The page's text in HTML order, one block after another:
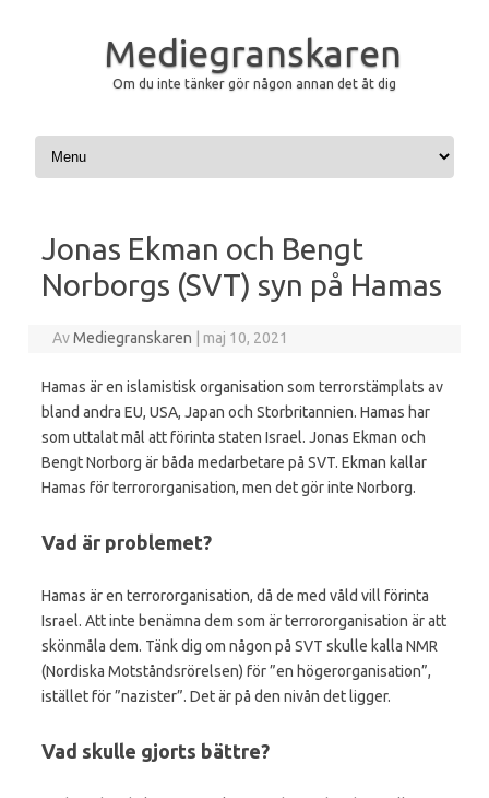
Mediegranskaren
Om du inte tänker gör någon annan det åt dig
Hoppa till innehåll
Jonas Ekman och Bengt
Norborgs (SVT) syn på Hamas
AvMediegranskaren maj 10, 2021
Hamas är en islamistisk organisation som terrorstämplats av
bland andra EU, USA, Japan och Storbritannien. Hamas har
som uttalat mål att förinta staten Israel. Jonas Ekman och
Bengt Norborg är båda medarbetare på SVT. Ekman kallar
Hamas för terrororganisation, men det gör inte Norborg.
Vad är problemet?
Hamas är en terrororganisation, då de med våld vill förinta
Israel. Att inte benämna dem som är terrororganisation är att
skönmåla dem. Tänk dig om någon på SVT skulle kalla NMR
(Nordiska Motståndsrörelsen) för ”en högerorganisation”,
istället för ”nazister”. Det är på den nivån det ligger.
Vad skulle gjorts bättre?